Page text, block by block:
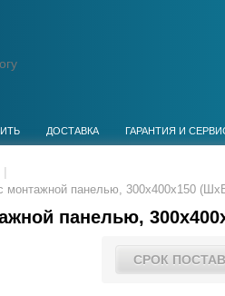
ДОСТАВКА ГАРАНТИЯ И
монтажной панелью, 300х400х150
панелью,
СРОК